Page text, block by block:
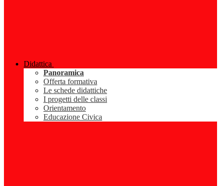
Didattica
Panoramica
Offerta formativa
Le schede didattiche
I progetti delle classi
Orientamento
Educazione Civica